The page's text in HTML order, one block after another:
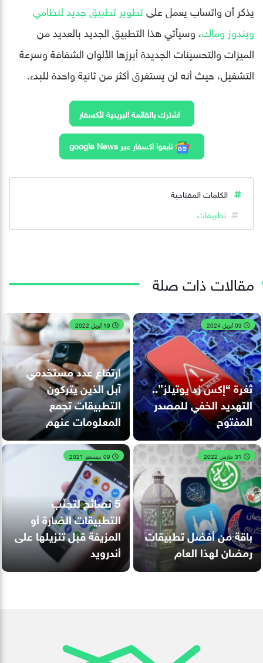
يذكر أن واتساب يعمل علىتطوير تطبيق جديد لنظامي
ويندوز وماك، وسيأتي هذا التطبيق الجديد بالعديد من
الميزات والتحسينات الجديدة أبرزها الألوان الشفافة وسرعة
التشغيل، حيث أنه لن يستغرق أكثر من ثانية واحدة للبدء.
اشترك بالقائمة البريدية لأكسفار
تابعوا اكسفار عبر google News
الكلمات المفتاحية
تطبيقات
مقالات ذات صلة
ثغرة “إكس زد يوتيلز”..
التهديد الخفي للمصدر
المفتوح
ارتفاع عدد مستخدمي
آبل الذين يتركون
التطبيقات تجمع
المعلومات عنهم
باقة من أفضل تطبيقات
رمضان لهذا العام
5 نصائح لتجنّب
التطبيقات الضارة أو
المزيفة قبل تنزيلها على
أندرويد